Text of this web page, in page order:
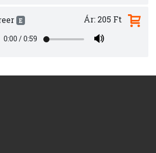
E
0:00 /0:59
Ár: 205 Ft